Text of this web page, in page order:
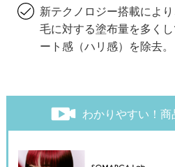
新テクノロジー搭載によ
毛に対する塗布量を多く
ート感（ハリ感）を除去。
わかりやすい！